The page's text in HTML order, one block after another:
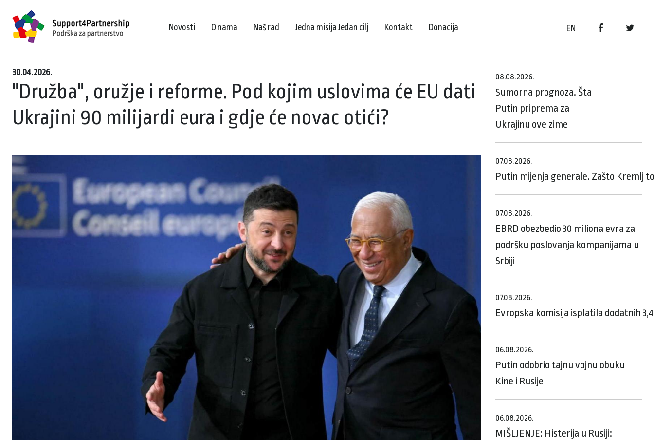
EN
Novosti O nama Naš rad Jedna misija Jedan cilj Kontakt Donacija
30.04.2026.
"Družba", oružje i reforme. Pod kojim uslovima će EU dati
Ukrajini 90 milijardi eura i gdje će novac otići?
08.08.2026.
Sumorna prognoza. Šta
Putin priprema za
Ukrajinu ove zime
07.08.2026.
Putin mijenja generale. Zašto Kremlj
07.08.2026.
EBRD obezbedio 30 miliona evra za
podršku poslovanja kompanijama u
Srbiji
07.08.2026.
Evropska komisija isplatila dodatnih
06.08.2026.
Putin odobrio tajnu vojnu obuku
Kine i Rusije
06.08.2026.
MIŠLJENJE: Histerija u Rusiji: